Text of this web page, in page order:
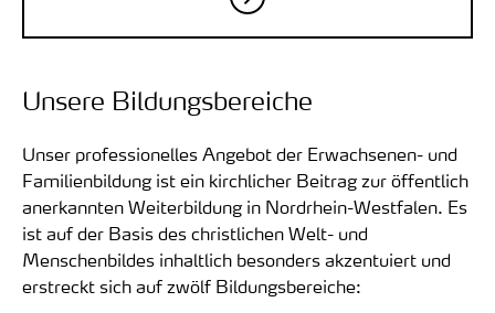
Unsere Bildungsbereiche
Unser professionelles Angebot der Erwachsenen- und
Familienbildung ist ein kirchlicher Beitrag zur öffentlich
anerkannten Weiterbildungin Nordrhein-Westfalen. Es
ist auf der Basis des christlichen Welt- und
Menschenbildes inhaltlich besonders akzentuiert und
erstreckt sich auf zwölf Bildungsbereiche: